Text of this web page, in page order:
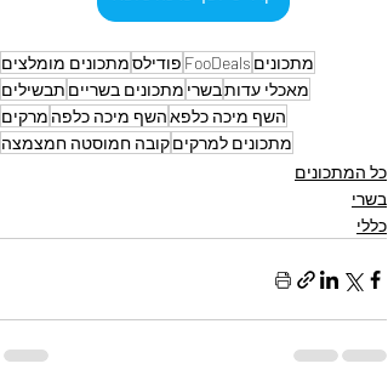
מתכונים FooDeals פודילסמתכונים מומלצים
מאכלי עדותבשרי מתכונים בשריים תבשילים
השף מיכה כלפאהשף מיכה כלפה מרקים
מתכונים למרקיםקובה חמוסטה חמצמצה
כל המתכונים
בשרי
כללי